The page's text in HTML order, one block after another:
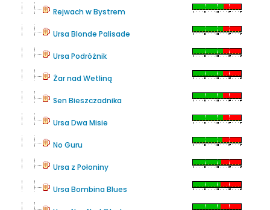
Rejwach w Bystrem
Ursa Blonde Palisade
Ursa Podróżnik
Żar nad Wetliną
Sen Bieszczadnika
Ursa Dwa Misie
No Guru
Ursa z Połoniny
Ursa Bombina Blues